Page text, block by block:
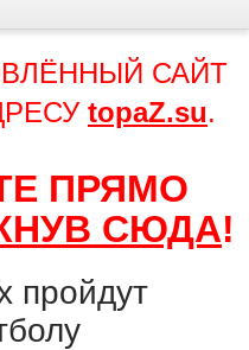
САЙТ
topaZ.su.
ПРЯМО
СЮДА!
пройдут